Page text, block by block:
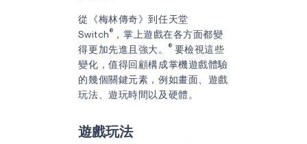
從《梅林傳奇》到任天堂
Switch® ，掌上遊戲在各方面都變
得更加先進且強大。
® 要檢視這些
變化，值得回顧構成掌機遊戲體驗
的幾個關鍵元素，例如畫面、遊戲
玩法、遊玩時間以及硬體。
遊戲玩法